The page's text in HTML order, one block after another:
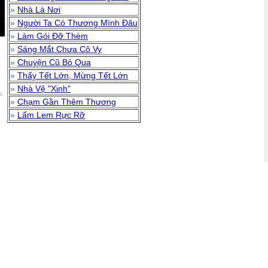
» Nhà Là Nơi
» Người Ta Có Thương Mình Đâu
» Làm Gói Đỡ Thèm
» Sáng Mắt Chưa Cô Vy
» Chuyện Cũ Bỏ Qua
» Thấy Tết Lớn, Mừng Tết Lớn
» Nhà Vệ "Xinh"
» Chạm Gần Thêm Thương
» Lấm Lem Rực Rỡ